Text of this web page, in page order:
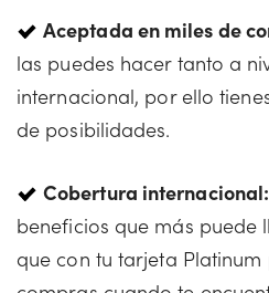
Aceptada en miles de
las puedes hacer tanto a
internacional, por ello
de posibilidades.
Cobertura internacional:
beneficios que más puede
que con tu tarjeta